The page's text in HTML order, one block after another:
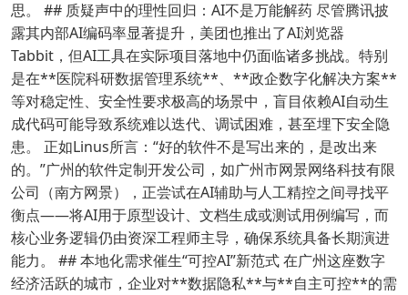
思。 ## 质疑声中的理性回归：AI不是万能解药 尽管腾讯披
露其内部AI编码率显著提升，美团也推出了AI浏览器
Tabbit，但AI工具在实际项目落地中仍面临诸多挑战。特别
是在**医院科研数据管理系统**、**政企数字化解决方案**
等对稳定性、安全性要求极高的场景中，盲目依赖AI自动生
成代码可能导致系统难以迭代、调试困难，甚至埋下安全隐
患。 正如Linus所言：“好的软件不是写出来的，是改出来
的。”广州的软件定制开发公司，如广州市网景网络科技有限
公司（南方网景），正尝试在AI辅助与人工精控之间寻找平
衡点——将AI用于原型设计、文档生成或测试用例编写，而
核心业务逻辑仍由资深工程师主导，确保系统具备长期演进
能力。 ## 本地化需求催生“可控AI”新范式 在广州这座数字
经济活跃的城市，企业对**数据隐私**与**自主可控**的需